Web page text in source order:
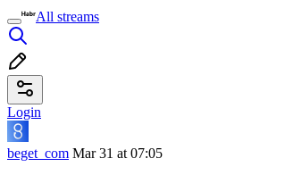
All streams
Login
beget_com Mar 31 at 07:05